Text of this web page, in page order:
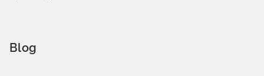
Blog